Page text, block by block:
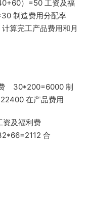
）=50 工资及福
制造费用分配率
算完工产品费用和月
30*200=6000 制
在产品费用
及福利费
合